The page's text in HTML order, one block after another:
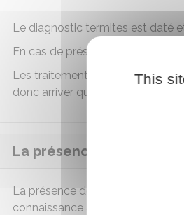
Le diagnostic termites est daté
En cas de présence de termites,
Les traitements anti-termites
donc arriver qu'il faille
La présence de
La présence de termites
connaissance avant d'acheter.
This